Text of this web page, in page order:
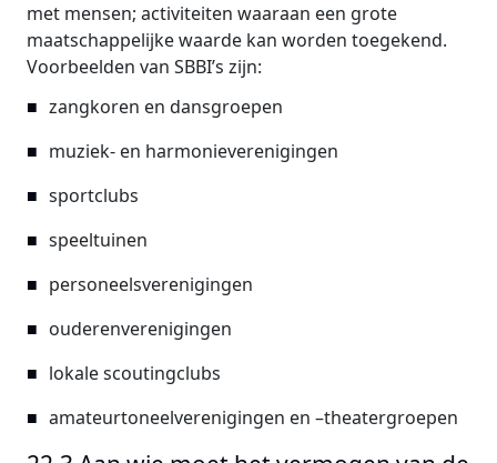
met mensen; activiteiten waaraan een grote
maatschappelijke waarde kan worden toegekend.
Voorbeelden van SBBI’s zijn:
zangkoren en dansgroepen
muziek- en harmonieverenigingen
sportclubs
speeltuinen
personeelsverenigingen
ouderenverenigingen
lokale scoutingclubs
amateurtoneelverenigingen en –theatergroepen